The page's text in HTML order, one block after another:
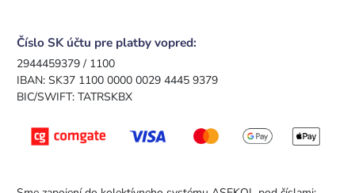
Číslo SK účtu pre platby vopred:
2944459379 / 1100
IBAN: SK37 1100 0000 0029 4445 9379
BIC/SWIFT: TATRSKBX